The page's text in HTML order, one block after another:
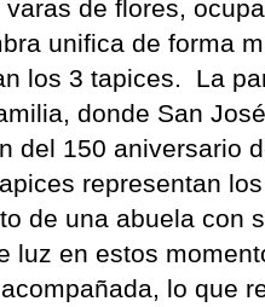
de flores,
unifica de forma
los 3 tapices. La
donde San
del 150 aniversario
representan
de una abuela con
luz en estos
lo que